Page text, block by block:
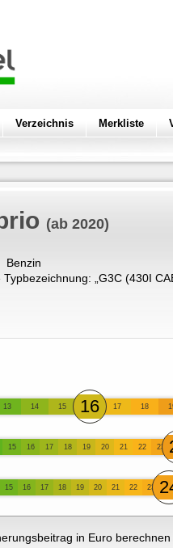
Verzeichnis Merkliste
(ab 2020)
Benzin
„ G3C (430I
13 14 15 16 17 18
15 16 17 18 19 20 21 22 23
15 16 17 18 19 20 21 22 23
in Euro berechnen